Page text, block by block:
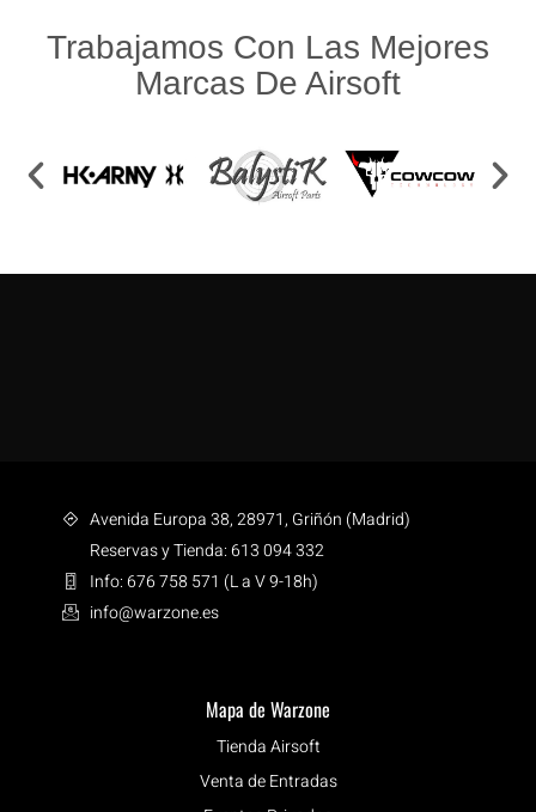
Trabajamos Con Las Mejores
Marcas De Airsoft
Avenida Europa 38, 28971, Griñón (Madrid)
Reservas y Tienda: 613 094 332
Info: 676 758 571 (L a V 9-18h)
info@warzone.es
Mapa de Warzone
Tienda Airsoft
Venta de Entradas